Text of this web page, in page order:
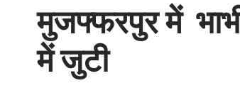
मुजफ्फरपुर में
में जुटी